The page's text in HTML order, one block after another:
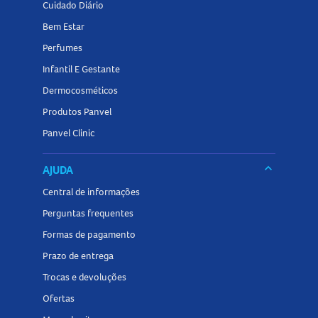
Cuidado Diário
Bem Estar
Perfumes
Infantil E Gestante
Dermocosméticos
Produtos Panvel
Panvel Clinic
AJUDA keyboard_arrow_down
Central de informações
Perguntas frequentes
Formas de pagamento
Prazo de entrega
Trocas e devoluções
Ofertas